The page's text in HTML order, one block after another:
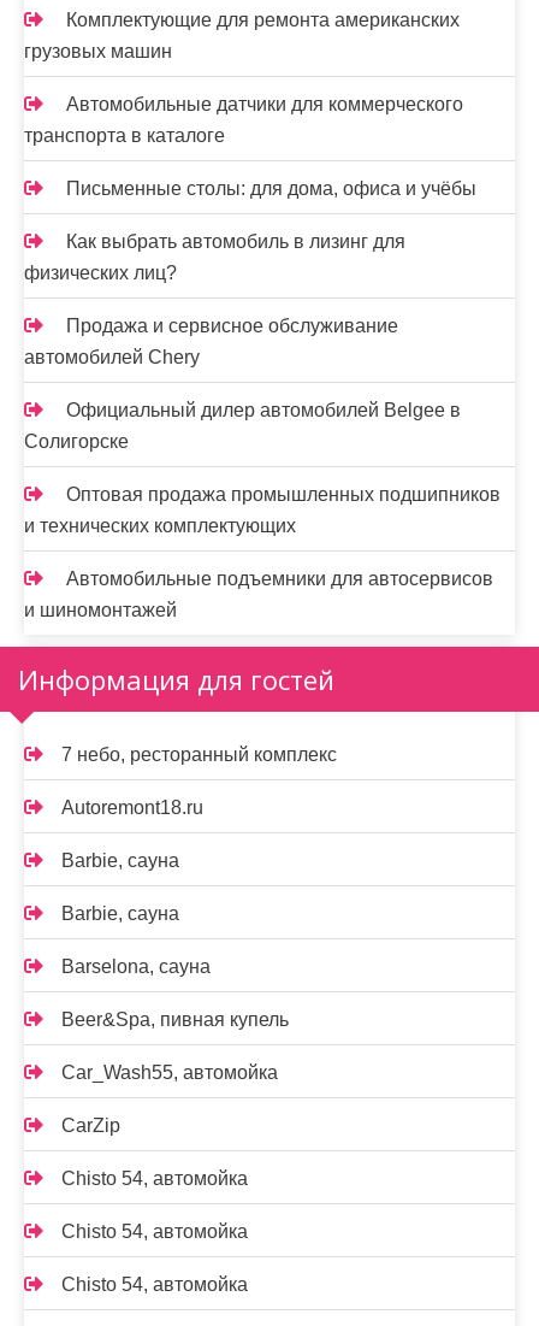
Комплектующие для ремонта американских
грузовых машин
Автомобильные датчики для коммерческого
транспорта в каталоге
Письменные столы: для дома, офиса и учёбы
Как выбрать автомобиль в лизинг для
физических лиц?
Продажа и сервисное обслуживание
автомобилей Chery
Официальный дилер автомобилей Belgee в
Солигорске
Оптовая продажа промышленных подшипников
и технических комплектующих
Автомобильные подъемники для автосервисов
и шиномонтажей
Информация для гостей
7 небо, ресторанный комплекс
Autoremont18.ru
Barbie, сауна
Barbie, сауна
Barselona, сауна
Beer&Spa, пивная купель
Car_Wash55, автомойка
CarZip
Chisto 54, автомойка
Chisto 54, автомойка
Chisto 54, автомойка